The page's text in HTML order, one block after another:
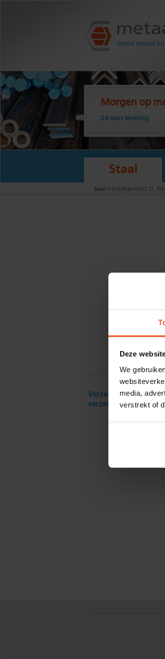
Deze
We
media,
verstrekt of
Metaalcenter.nl
bestel simpel
Morgen op
24-uurs levering.
Staal
Staal > koudgewalst U,
Verzendkosten € 18
verzending vanaf €